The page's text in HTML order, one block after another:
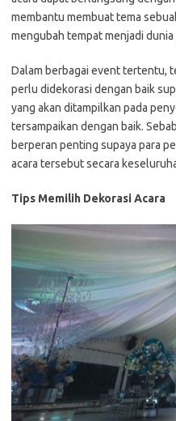
membantu membuat tema
mengubah tempat menjadi
Dalam berbagai event tertentu,
perlu didekorasi dengan baik
yang akan ditampilkan pada
tersampaikan dengan baik.
berperan penting supaya para
acara tersebut secara
Tips Memilih Dekorasi Acara